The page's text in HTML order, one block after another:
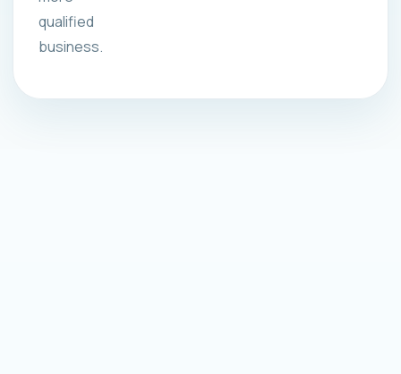
qualified
business.